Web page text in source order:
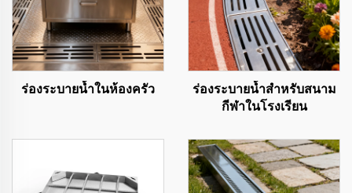
ร่องระบายน้ำในห้องครัว
ร่องระบายน้ำสำหรับสนาม
กีฬาในโรงเรียน